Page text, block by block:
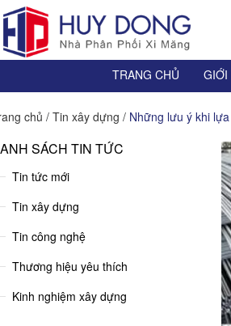
TRANG CHỦ GIỚI
chủ / Tin xây dựng / Những lưu ý khi
SÁCH TIN TỨC
Tin tức mới
Tin xây dựng
Tin công nghệ
Thương hiệu yêu thích
Kinh nghiệm xây dựng